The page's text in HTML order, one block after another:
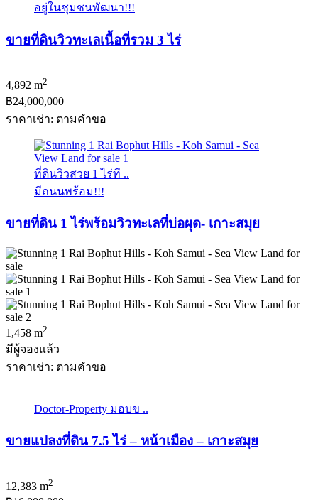
อยู่ในชุมชนพัฒนา!!!
ขายที่ดินวิวทะเลเนื้อที่รวม 3 ไร่
4,892 m2
฿24,000,000
ราคาเช่า: ตามคําขอ
ที่ดินวิวสวย 1 ไร่ที ..
มีถนนพร้อม!!!
ขายที่ดิน 1 ไร่พร้อมวิวทะเลที่บ่อผุด- เกาะสมุย
1,458 m2
มีผู้จองแล้ว
ราคาเช่า: ตามคําขอ
Doctor-Property มอบข ..
ขายแปลงที่ดิน 7.5 ไร่ – หน้าเมือง – เกาะสมุย
12,383 m2